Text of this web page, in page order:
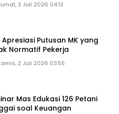
3 Juli 2026 04:12
Putusan MK yang
Normatif Pekerja
2 Juli 2026 03:55
Mas Edukasi 126 Petani
soal Keuangan